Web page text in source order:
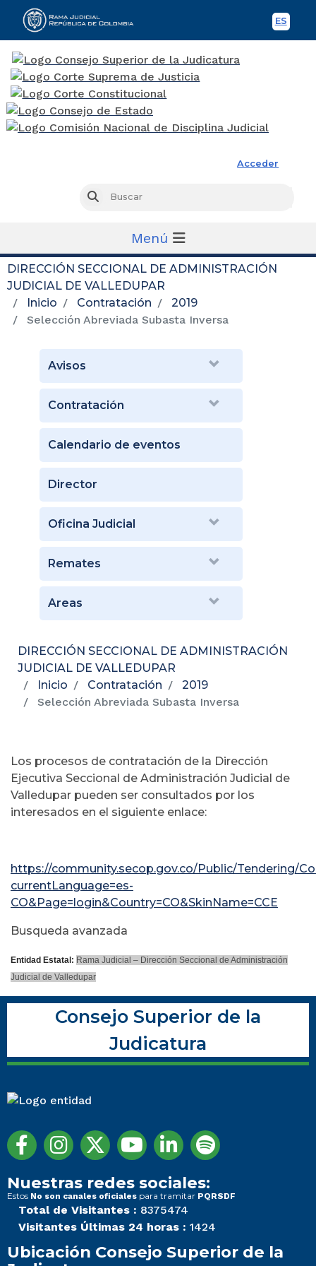
ES
Acceder
Buscar
Menú
DIRECCIÓN SECCIONAL DE ADMINISTRACIÓN
JUDICIAL DE VALLEDUPAR
Inicio
Contratación
2019
Selección Abreviada Subasta Inversa
Avisos
Contratación
Calendario de eventos
Director
Oficina Judicial
Remates
Areas
DIRECCIÓN SECCIONAL DE ADMINISTRACIÓN
JUDICIAL DE VALLEDUPAR
Inicio
Contratación
2019
Selección Abreviada Subasta Inversa
Los procesos de contratación de la Dirección
Ejecutiva Seccional de Administración Judicial de
Valledupar pueden ser consultados por los
interesados en el siguiente enlace:
https://community.secop.gov.co/Public/Tendering/
currentLanguage=es-
CO&Page=login&Country=CO&SkinName=CCE
Busqueda avanzada
Entidad Estatal: Rama Judicial – Dirección Seccional de Administración
Judicial de Valledupar
Consejo Superior de la
Judicatura
Nuestras redes sociales:
Estos No son canales oficiales para tramitar PQRSDF
Total de Visitantes : 8375474
Visitantes Últimas 24 horas : 1424
Ubicación Consejo Superior de la